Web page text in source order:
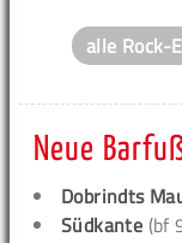
alle Rock-
Neue
Dobrindts
Südkante (bf